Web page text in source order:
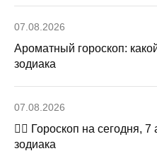
07.08.2026
Ароматный гороскоп:
зодиака
07.08.2026
🧙‍♀ Гороскоп на сегодня, 7
зодиака